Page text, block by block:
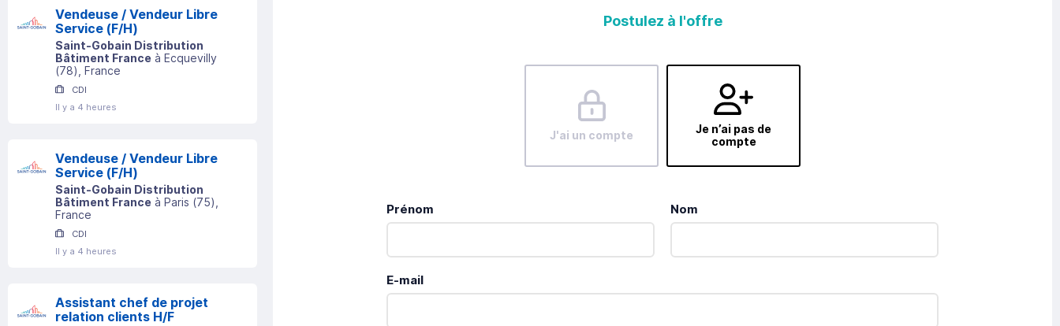
Vendeuse / Vendeur Libre
Service (F/H)
Saint-Gobain Distribution
Bâtiment France à Ecquevilly
(78) , France
CDI
Il y a 4 heures
Vendeuse / Vendeur Libre
Service (F/H)
Saint-Gobain Distribution
Bâtiment France à Paris (75)
France
CDI
Il y a 4 heures
Assistant chef de projet
relation clients H/F
Postulez à l'offre
J'ai un compte
Je n’ai pas de
compte
Prénom Nom
E-mail